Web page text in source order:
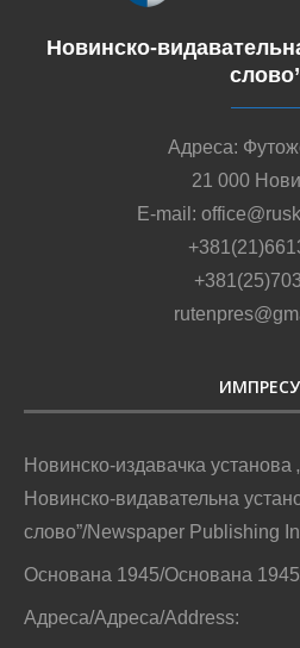
Новинско-
Адреса:
21 000
E-mail:
Новинско-издавачка установа
Новинско-видавательна
слово”/Newspaper Publishing
Основана 1945/Основана
Адреса/Адреса/Address: